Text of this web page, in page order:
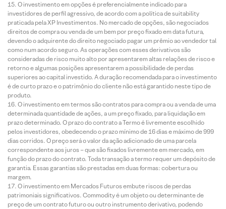
O investimento em opções é preferencialmente indicado para
investidores de perfil agressivo, de acordo com a política de suitability
praticada pela XP Investimentos. No mercado de opções, são negociados
direitos de compra ou venda de um bem por preço fixado em data futura,
devendo o adquirente do direito negociado pagar um prêmio ao vendedor tal
como num acordo seguro. As operações com esses derivativos são
consideradas de risco muito alto por apresentarem altas relações de risco e
retorno e algumas posições apresentarem a possibilidade de perdas
superiores ao capital investido. A duração recomendada para o investimento
é de curto prazo e o patrimônio do cliente não está garantido neste tipo de
produto.
O investimento em termos são contratos para compra ou a venda de uma
determinada quantidade de ações, a um preço fixado, para liquidação em
prazo determinado. O prazo do contrato a Termo é livremente escolhido
pelos investidores, obedecendo o prazo mínimo de 16 dias e máximo de 999
dias corridos. O preço será o valor da ação adicionado de uma parcela
correspondente aos juros – que são fixados livremente em mercado, em
função do prazo do contrato. Toda transação a termo requer um depósito de
garantia. Essas garantias são prestadas em duas formas: cobertura ou
margem.
O investimento em Mercados Futuros embute riscos de perdas
patrimoniais significativos. Commodity é um objeto ou determinante de
preço de um contrato futuro ou outro instrumento derivativo, podendo